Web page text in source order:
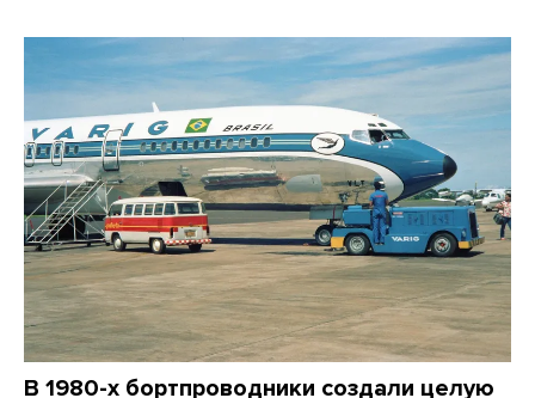
В 1980-х бортпроводники создали целую